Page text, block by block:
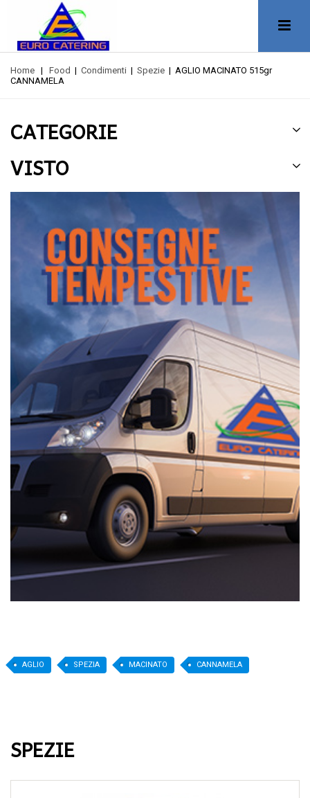
Home | Food | Condimenti | Spezie | AGLIO MACINATO 515gr
CANNAMELA
CATEGORIE
VISTO
AGLIO SPEZIA MACINATO CANNAMELA
SPEZIE